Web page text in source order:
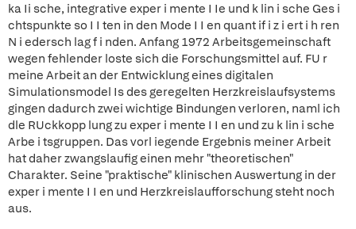
ka Ii sche, integrative exper i mente I Ie und k lin i sche Ges i
chtspunkte so I I ten in den Mode I I en quant if i z i ert i h ren
N i edersch lag f i nden. Anfang 1972 Arbeitsgemeinschaft
wegen fehlender loste sich die Forschungsmittel auf. FU r
meine Arbeit an der Entwicklung eines digitalen
Simulationsmodel Is des geregelten Herzkreislaufsystems
gingen dadurch zwei wichtige Bindungen verloren, naml ich
dle RUckkopp lung zu exper i mente I I en und zu k lin i sche
Arbe i tsgruppen. Das vorl iegende Ergebnis meiner Arbeit
hat daher zwangslaufig einen mehr "theoretischen"
Charakter. Seine "praktische" klinischen Auswertung in der
exper i mente I I en und Herzkreislaufforschung steht noch
aus.